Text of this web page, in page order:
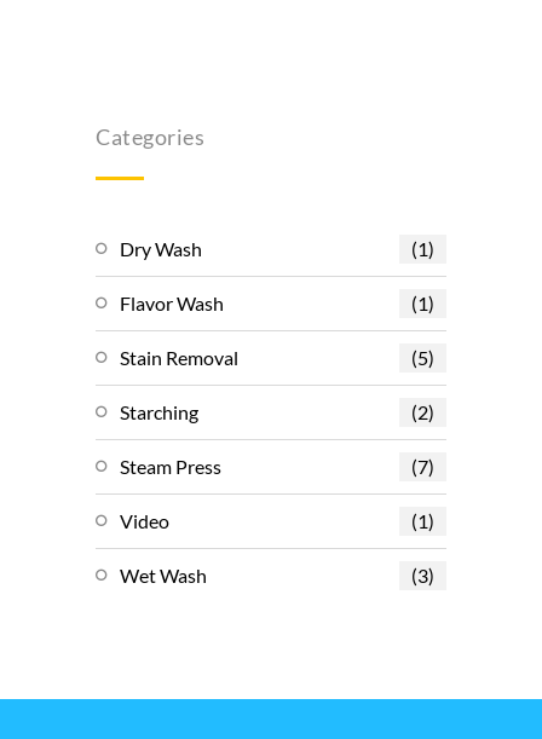
Categories
Dry Wash (1)
Flavor Wash (1)
Stain Removal (5)
Starching (2)
Steam Press (7)
Video (1)
Wet Wash (3)